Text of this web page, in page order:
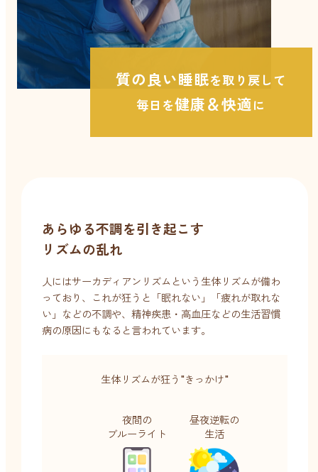
花粉対策
アンチ花粉
キッチン用
質の良い睡眠を取り戻して
毎日を健康＆快適に
あらゆる不調を引き起こす
リズムの乱れ
人にはサーカディアンリズムという生体リズムが備わ
っており、これが狂うと「眠れない」「疲れが取れな
い」などの不調や、精神疾患・高血圧などの生活習慣
病の原因にもなると言われています。
生体リズムが狂う"きっかけ"
夜間の
ブルーライト
昼夜逆転の
生活